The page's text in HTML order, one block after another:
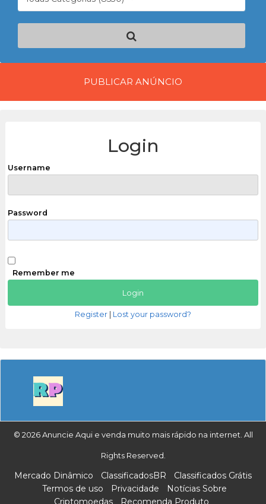
PUBLICAR ANÚNCIO
Login
Username
Password
Remember me
Register Lost your password?
© 2026 Anuncie Aqui e venda muito mais rápido na internet. All
Rights Reserved.
Mercado Dinâmico ClassificadosBR
Classificados Grátis
Termos de uso
Privacidade
Notícias Sobre
Criptomoedas
Recomenda Produto